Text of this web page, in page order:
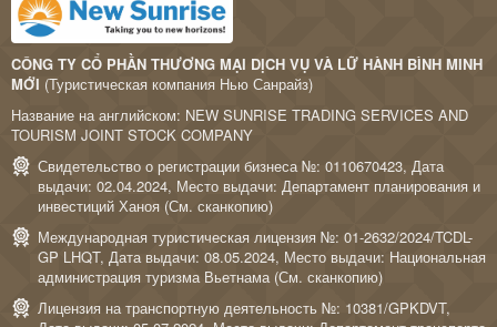
CÔNG TY CỔ PHẦN THƯƠNG MẠI DỊCH VỤ VÀ LỮ HÀNH BÌNH MINH
MỚI (Туристическая компания Нью Санрайз)
Название на английском: NEW SUNRISE TRADING SERVICES AND
TOURISM JOINT STOCK COMPANY
Свидетельство о регистрации бизнеса №: 0110670423, Дата
выдачи: 02.04.2024, Место выдачи: Департамент планирования и
инвестиций Ханоя (См. сканкопию)
Международная туристическая лицензия №: 01-2632/2024/TCDL-
GP LHQT, Дата выдачи: 08.05.2024, Место выдачи: Национальная
администрация туризма Вьетнама (См. сканкопию)
Лицензия на транспортную деятельность №: 10381/GPKDVT,